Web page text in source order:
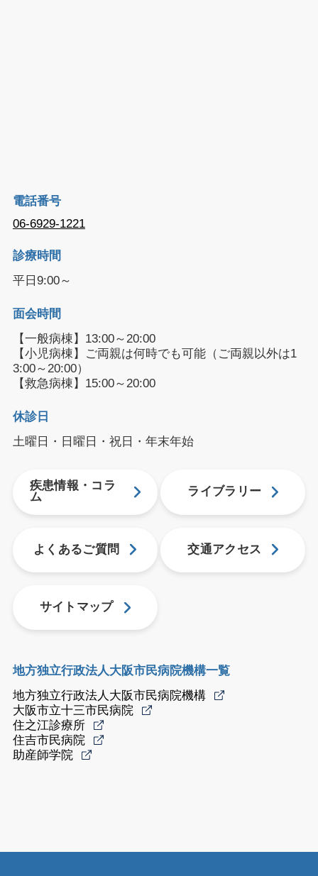
電話番号
06-6929-1221
診療時間
平日9:00～
面会時間
【一般病棟】13:00～20:00
【小児病棟】ご両親は何時でも可能（ご両親以外は1
3:00～20:00）
【救急病棟】15:00～20:00
休診日
土曜日・日曜日・祝日・年末年始
疾患情報・コラ
ム
ライブラリー
よくあるご質問 交通アクセス
サイトマップ
地方独立行政法人大阪市民病院機構一覧
地方独立行政法人大阪市民病院機構
大阪市立十三市民病院
住之江診療所
住吉市民病院
助産師学院